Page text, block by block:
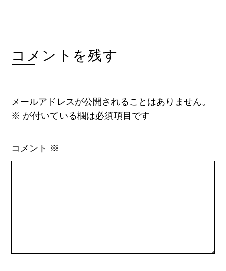
コメントを残す
メールアドレスが公開されることはありません。
※ が付いている欄は必須項目です
コメント ※